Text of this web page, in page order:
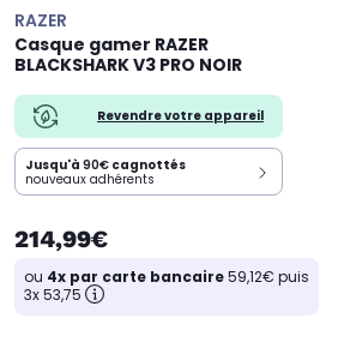
RAZER
Casque gamer RAZER
BLACKSHARK V3 PRO NOIR
Revendre votre appareil
Jusqu'à 90€ cagnottés
nouveaux adhérents
214,99€
ou 4x par carte bancaire59,12€ puis
3x 53,75